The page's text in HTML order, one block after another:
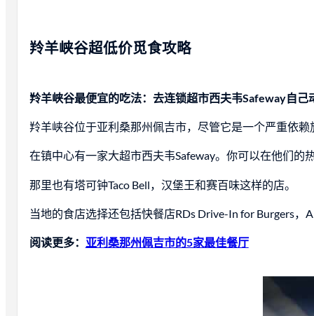
羚羊峡谷超低价觅食攻略
羚羊峡谷最便宜的吃法：去连锁超市西夫韦Safeway自己
羚羊峡谷位于亚利桑那州佩吉市，尽管它是一个严重依
在镇中心有一家大超市西夫韦Safeway。你可以在他们
那里也有塔可钟Taco Bell，汉堡王和赛百味这样的店。
当地的食店选择还包括快餐店RDs Drive-In for Burgers
阅读更多： 亚利桑那州佩吉市的5家最佳餐厅